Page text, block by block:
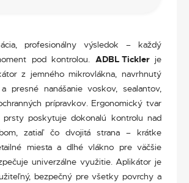
profesionálny výsledok – každý
pod kontrolou. ADBL Ticklerje
z jemného mikrovlákna, navrhnutý
presné nanášanie voskov, sealantov,
prípravkov. Ergonomický tvar
poskytuje dokonalú kontrolu nad
zatiaľ čo dvojitá strana – krátke
miesta a dlhé vlákno pre väčšie
univerzálne využitie. Aplikátor je
bezpečný pre všetky povrchy a